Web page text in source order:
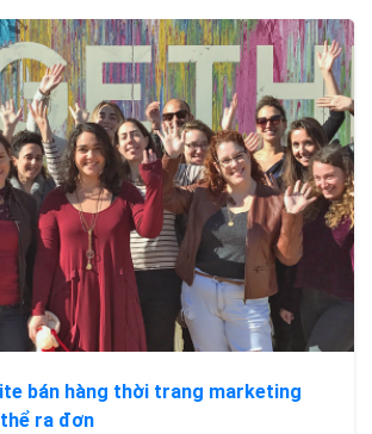
bán hàng thời trang marketing
ra đơn